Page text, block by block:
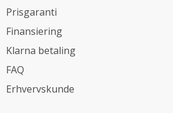
Prisgaranti
Finansiering
Klarna betaling
FAQ
Erhvervskunde